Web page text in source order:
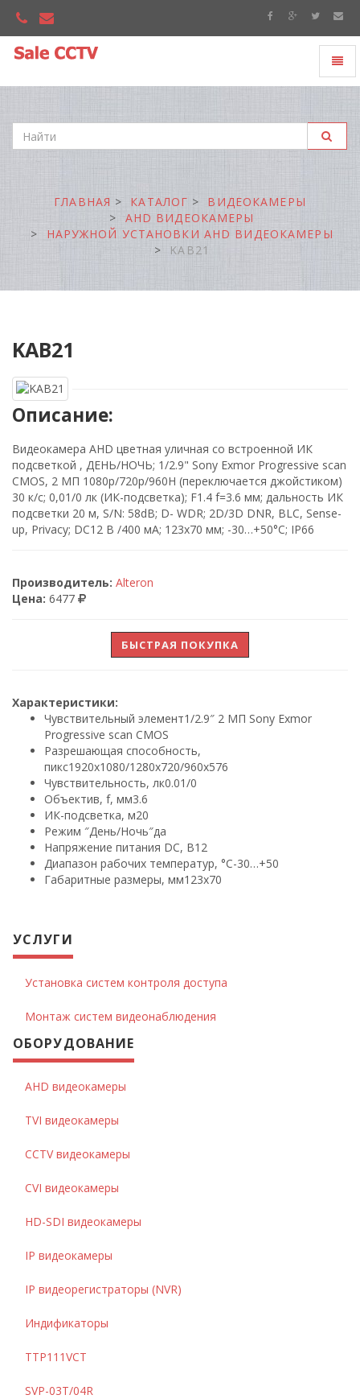
CCTV"
ГЛАВНАЯ КАТАЛОГ
ВИДЕОКАМЕРЫ
AHD ВИДЕОКАМЕРЫ
НАРУЖНОЙ УСТАНОВКИ AHD ВИДЕОКАМЕРЫ
KAB21
KAB21
Описание:
Видеокамера AHD цветная уличная со встроенной ИК
подсветкой , ДЕНЬ/НОЧЬ; 1/2.9" Sony Exmor Progressive scan
CMOS, 2 МП 1080p/720p/960H (переключается джойстиком)
30 к/с; 0,01/0 лк (ИК-подсветка); F1.4 f=3.6 мм; дальность ИК
подсветки 20 м, S/N: 58dB; D- WDR; 2D/3D DNR, BLC, Sense-
up, Privacy; DC12 В /400 мА; 123х70 мм; -30…+50°C; IP66
Производитель: Alteron
Цена: 6477
БЫСТРАЯ ПОКУПКА
Характеристики:
Чувствительный элемент1/2.9″ 2 МП Sony Exmor
Progressive scan CMOS
Разрешающая способность,
пикс1920х1080/1280х720/960х576
Чувствительность, лк0.01/0
Объектив, f, мм3.6
ИК-подсветка, м20
Режим ″День/Ночь″да
Напряжение питания DC, В12
Диапазон рабочих температур, °С-30…+50
Габаритные размеры, мм123х70
УСЛУГИ
Установка систем контроля доступа
Монтаж систем видеонаблюдения
ОБОРУДОВАНИЕ
AHD видеокамеры
TVI видеокамеры
CCTV видеокамеры
CVI видеокамеры
HD-SDI видеокамеры
IP видеокамеры
IP видеорегистраторы (NVR)
Индификаторы
TTP111VCT
SVP-03T/04R